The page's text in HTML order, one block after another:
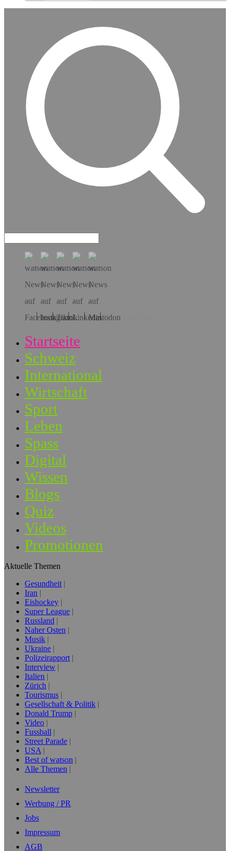
Hol dir die App!
Startseite
Schweiz
International
Wirtschaft
Sport
Leben
Spass
Digital
Wissen
Blogs
Quiz
Videos
Promotionen
Aktuelle Themen
Gesundheit
Iran
Eishockey
Super League
Russland
Naher Osten
Musik
Ukraine
Polizeirapport
Interview
Italien
Zürich
Tourismus
Gesellschaft & Politik
Donald Trump
Video
Fussball
Street Parade
USA
Best of watson
Alle Themen
Newsletter
Werbung / PR
Jobs
Impressum
AGB